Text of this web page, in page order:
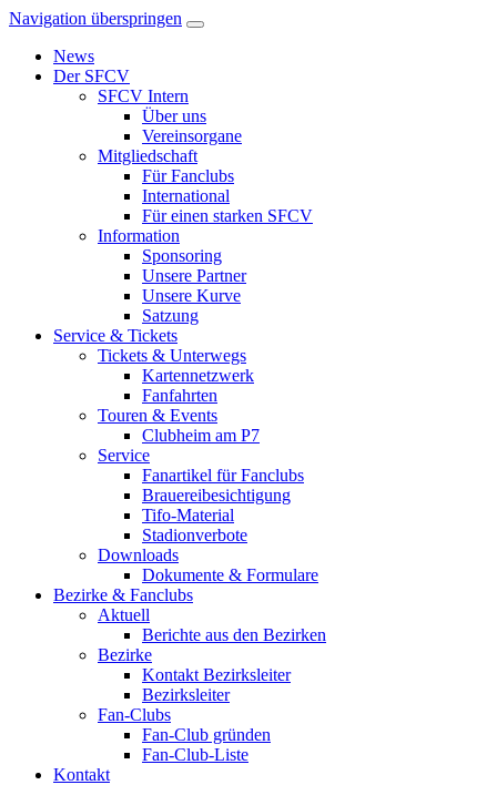
Navigation überspringen
News
Der SFCV
SFCV Intern
Über uns
Vereinsorgane
Mitgliedschaft
Für Fanclubs
International
Für einen starken SFCV
Information
Sponsoring
Unsere Partner
Unsere Kurve
Satzung
Service & Tickets
Tickets & Unterwegs
Kartennetzwerk
Fanfahrten
Touren & Events
Clubheim am P7
Service
Fanartikel für Fanclubs
Brauereibesichtigung
Tifo-Material
Stadionverbote
Downloads
Dokumente & Formulare
Bezirke & Fanclubs
Aktuell
Berichte aus den Bezirken
Bezirke
Kontakt Bezirksleiter
Bezirksleiter
Fan-Clubs
Fan-Club gründen
Fan-Club-Liste
Kontakt